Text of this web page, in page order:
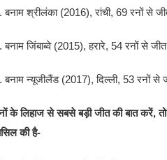
बनाम श्रीलंका (2016), रांची, 69 रनों से
बनाम जिंबाब्वे (2015), हरारे, 54 रनों से जीत
बनाम न्यूजीलैंड (2017), दिल्ली, 53 रनों से
के लिहाज से सबसे बड़ी जीत की बात करें,
की है-